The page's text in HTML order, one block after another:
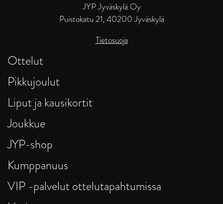
JYP Jyväskylä Oy
Puistokatu 21, 40200 Jyväskylä
Tietosuoja
Ottelut
Pikkujoulut
Liput ja kausikortit
Joukkue
JYP-shop
Kumppanuus
VIP -palvelut ottelutapahtumissa